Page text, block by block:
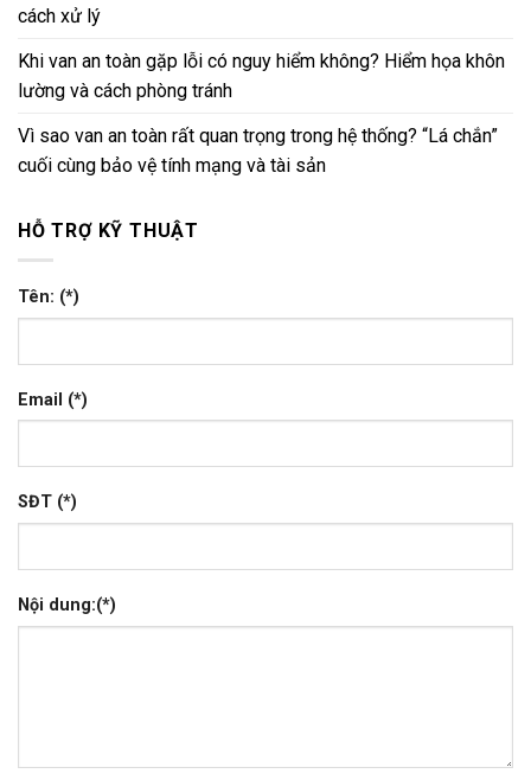
cách xử lý
Khi van an toàn gặp lỗi có nguy hiểm không? Hiểm họa khôn
lường và cách phòng tránh
Vì sao van an toàn rất quan trọng trong hệ thống? “Lá chắn”
cuối cùng bảo vệ tính mạng và tài sản
HỖ TRỢ KỸ THUẬT
Tên: (*)
Email (*)
SĐT (*)
Nội dung:(*)